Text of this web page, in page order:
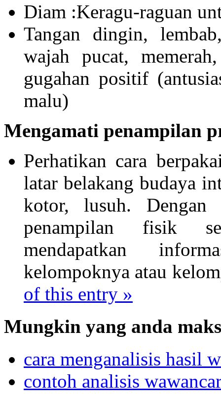
Diam :Keragu-raguan
Tangan dingin,
wajah pucat,
gugahan positif
malu)
Mengamati penampilan
Perhatikan cara
latar belakang budaya
kotor, lusuh. Dengan
penampilan fisik
mendapatkan
kelompoknya atau
of this entry »
Mungkin yang anda
cara menganalisis hasil
contoh analisis